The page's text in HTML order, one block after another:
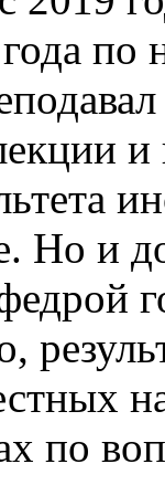
по
Но и
по